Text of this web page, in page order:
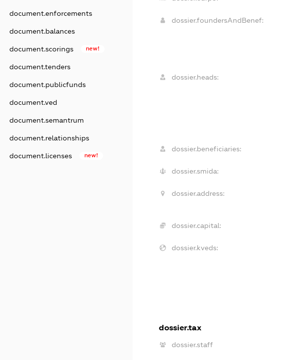
document.enforcements
document.balances
document.scorings new!
document.tenders
document.publicfunds
document.ved
document.semantrum
document.relationships
document.licenses new!
dossier.foundersAndBenef:
dossier.heads:
dossier.beneficiaries:
dossier.smida:
dossier.address:
dossier.capital:
dossier.kveds:
dossier.tax
dossier.staff